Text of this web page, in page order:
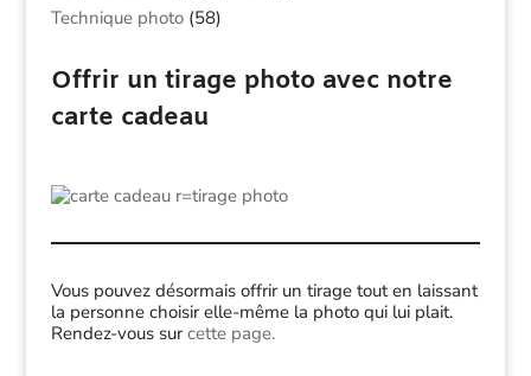
Technique photo(58)
Offrir un tirage photo avec notre
carte cadeau
Vous pouvez désormais offrir un tirage tout en laissant
la personne choisir elle-même la photo qui lui plait.
Rendez-vous surcette page.